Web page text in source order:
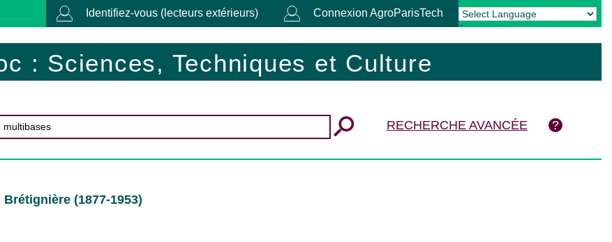
Identifiez-vous (lecteurs extérieurs) Connexion AgroParisTech
Powered by Translate
: Sciences, Techniques et Culture
RECHERCHE AVANCÉE
(1877-1953)